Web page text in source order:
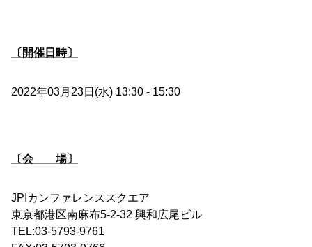
〔開催日時〕
2022年03月23日(水) 13:30 - 15:30
〔会 場〕
JPIカンファレンススクエア
東京都港区南麻布5-2-32 興和広尾ビル
TEL:03-5793-9761